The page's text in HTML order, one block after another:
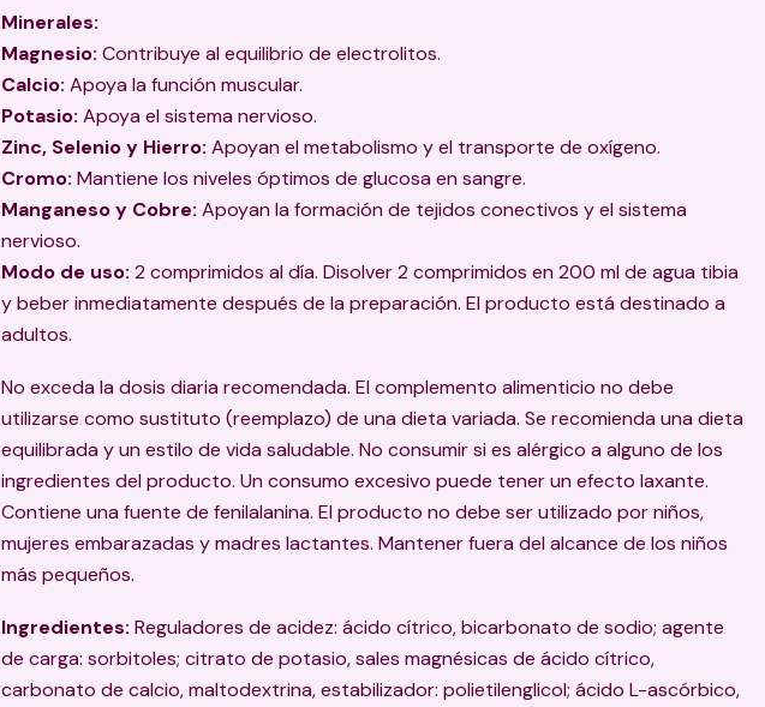
Minerales:
Magnesio: Contribuye al equilibrio de electrolitos.
Calcio: Apoya la función muscular.
Potasio: Apoya el sistema nervioso.
Zinc, Selenio y Hierro: Apoyan el metabolismo y el transporte de oxígeno.
Cromo: Mantiene los niveles óptimos de glucosa en sangre.
Manganeso y Cobre: Apoyan la formación de tejidos conectivos y el sistema
nervioso.
Modo de uso: 2 comprimidos al día. Disolver 2 comprimidos en 200 ml de agua tibia
y beber inmediatamente después de la preparación. El producto está destinado a
adultos.
No exceda la dosis diaria recomendada. El complemento alimenticio no debe
utilizarse como sustituto (reemplazo) de una dieta variada. Se recomienda una dieta
equilibrada y un estilo de vida saludable. No consumir si es alérgico a alguno de los
ingredientes del producto. Un consumo excesivo puede tener un efecto laxante.
Contiene una fuente de fenilalanina. El producto no debe ser utilizado por niños,
mujeres embarazadas y madres lactantes. Mantener fuera del alcance de los niños
más pequeños.
Ingredientes: Reguladores de acidez: ácido cítrico, bicarbonato de sodio; agente
de carga: sorbitoles; citrato de potasio, sales magnésicas de ácido cítrico,
carbonato de calcio, maltodextrina, estabilizador: polietilenglicol; ácido L-ascórbico,